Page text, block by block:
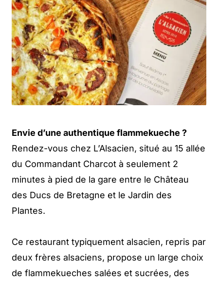
Envie d’une authentique flammekueche ?
Rendez-vous chez L’Alsacien, situé au 15 allée
du Commandant Charcot à seulement 2
minutes à pied de la gare entre le Château
des Ducs de Bretagne et le Jardin des
Plantes.
Ce restaurant typiquement alsacien, repris par
deux frères alsaciens, propose un large choix
de flammekueches salées et sucrées, des